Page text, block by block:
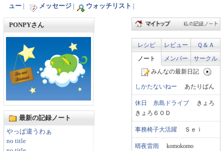
ュー
メッセージ ウォッチリスト
PONPYさん
最新の記録ノート
やっぱ違うわぁ
no title
レシピ レビュー
Ｑ＆Ａ
ノート
メンバー
サークル
みんなの最新日記
しかたないねー あたりばん
休日 糸島ドライブ きょろ
きょろ６０Ｄ
事務椅子大活躍 Ｓｅｉ
晴夜雷雨 komokomo